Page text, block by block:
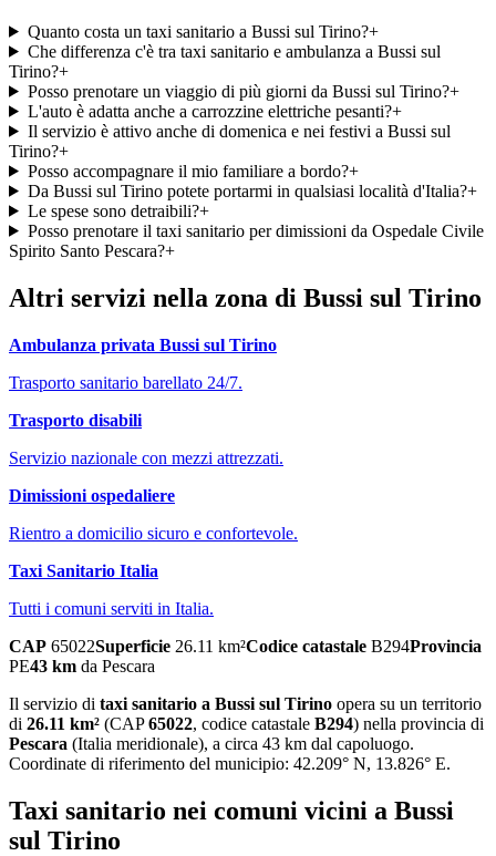
Quanto costa un taxi sanitario a Bussi sul Tirino?+
Che differenza c'è tra taxi sanitario e ambulanza a Bussi sul
Tirino?+
Posso prenotare un viaggio di più giorni da Bussi sul Tirino?+
L'auto è adatta anche a carrozzine elettriche pesanti?+
Il servizio è attivo anche di domenica e nei festivi a Bussi sul
Tirino?+
Posso accompagnare il mio familiare a bordo?+
Da Bussi sul Tirino potete portarmi in qualsiasi località d'Italia?+
Le spese sono detraibili?+
Posso prenotare il taxi sanitario per dimissioni da Ospedale Civile
Spirito Santo Pescara?+
Altri servizi nella zona di Bussi sul Tirino
Ambulanza privata Bussi sul Tirino
Trasporto sanitario barellato 24/7.
Trasporto disabili
Servizio nazionale con mezzi attrezzati.
Dimissioni ospedaliere
Rientro a domicilio sicuro e confortevole.
Taxi Sanitario Italia
Tutti i comuni serviti in Italia.
CAP 65022Superficie 26.11 km²Codice catastale B294Provincia
PE43 km da Pescara
Il servizio di taxi sanitario a Bussi sul Tirino opera su un territorio
di 26.11 km² (CAP65022, codice catastale B294) nella provincia di
Pescara (Italia meridionale), a circa 43 km dal capoluogo.
Coordinate di riferimento del municipio: 42.209° N, 13.826° E.
Taxi sanitario nei comuni vicini a Bussi
sul Tirino